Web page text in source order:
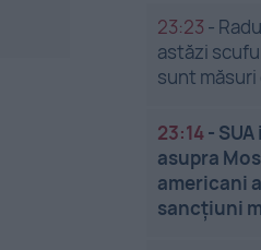
23:23 -
astăzi
sunt măsuri
23:14-
asupra
americani
sancțiuni